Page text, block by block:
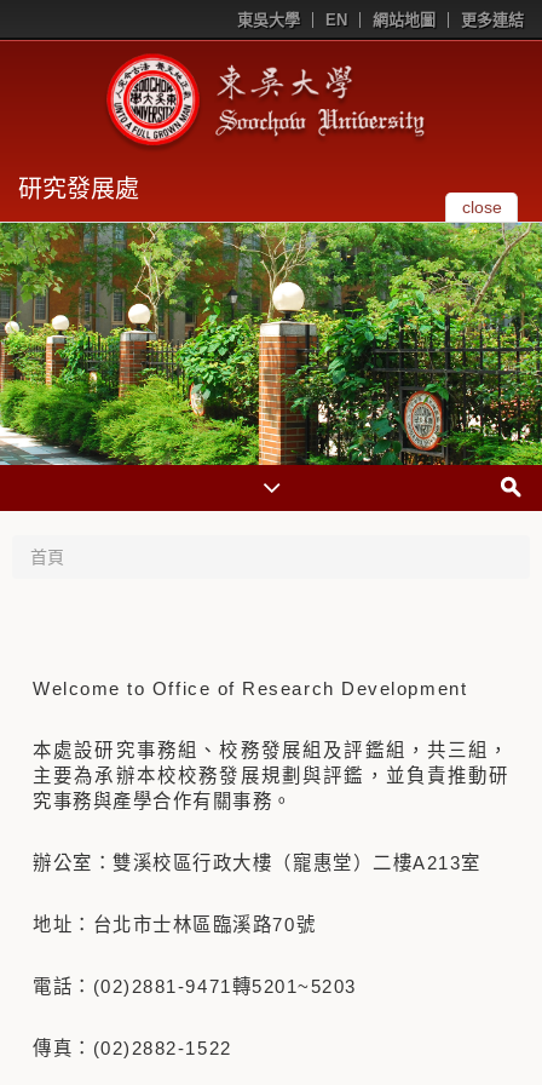
東吳大學 EN 網站地圖 更多連結
研究發展處
close
首頁
Welcome to Office of Research Development
本處設研究事務組、校務發展組及評鑑組，共三組，
主要為承辦本校校務發展規劃與評鑑，並負責推動研
究事務與產學合作有關事務。
辦公室：雙溪校區行政大樓（寵惠堂）二樓A213室
地址：台北市士林區臨溪路70號
電話：(02)2881-9471轉5201~5203
傳真：(02)2882-1522